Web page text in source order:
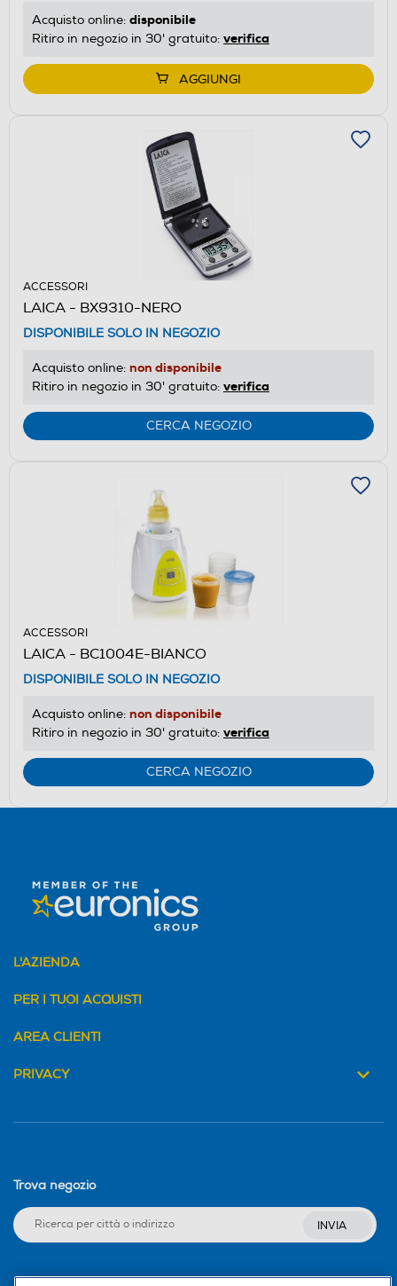
Acquisto online: disponibile
Ritiro in negozio in 30' gratuito: verifica
AGGIUNGI
ACCESSORI
LAICA - BX9310-NERO
DISPONIBILE SOLO IN NEGOZIO
Acquisto online: non disponibile
Ritiro in negozio in 30' gratuito: verifica
CERCA NEGOZIO
ACCESSORI
LAICA - BC1004E-BIANCO
DISPONIBILE SOLO IN NEGOZIO
Acquisto online: non disponibile
Ritiro in negozio in 30' gratuito: verifica
CERCA NEGOZIO
L'AZIENDA
PER I TUOI ACQUISTI
AREA CLIENTI
PRIVACY
Trova negozio
INVIA